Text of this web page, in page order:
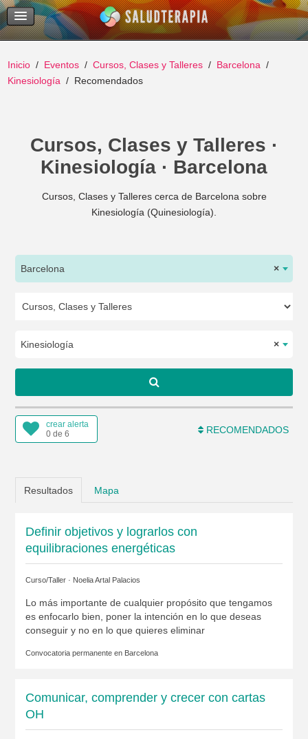
Temas Recientes
Buscar
Inicio Eventos Cursos, Clases y Talleres
Barcelona
Kinesiología
Recomendados
Cursos, Clases y Talleres ·
Kinesiología · Barcelona
Cursos, Clases y Talleres cerca de Barcelona sobre
Kinesiología (Quinesiología).
×
Barcelona
×
Kinesiología
crear alerta
0 de 6
RECOMENDADOS
Resultados Mapa
Definir objetivos y lograrlos con
equilibraciones energéticas
Curso/Taller · Noelia Artal Palacios
Lo más importante de cualquier propósito que tengamos
es enfocarlo bien, poner la intención en lo que deseas
conseguir y no en lo que quieres eliminar
Convocatoria permanente en Barcelona
Comunicar, comprender y crecer con cartas
OH